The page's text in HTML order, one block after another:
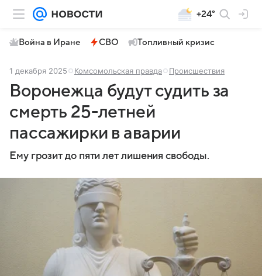
+24°
Война в Иране СВО Топливный кризис
1 декабря 2025 Комсомольская правда Происшествия
Воронежца будут судить за
смерть 25-летней
пассажирки в аварии
Ему грозит до пяти лет лишения свободы.